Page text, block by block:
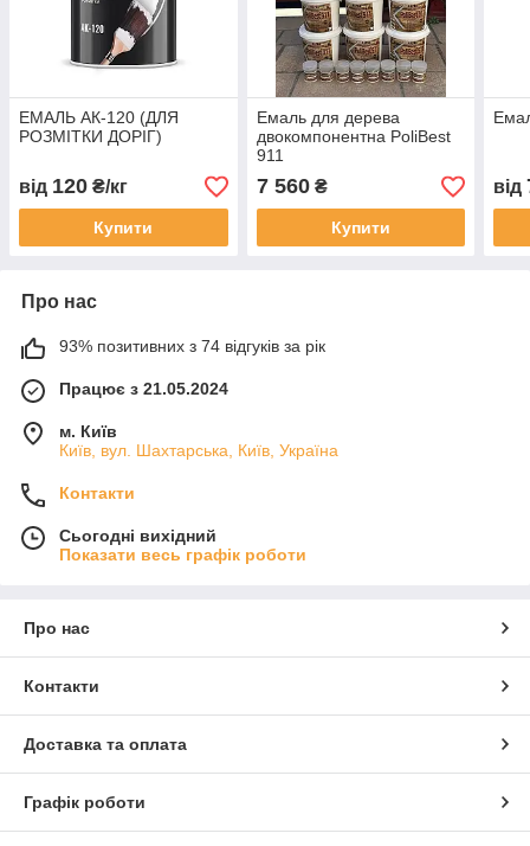
ЕМАЛЬ АК-120 (ДЛЯ
РОЗМІТКИ ДОРІГ)
від 120 ₴/кг
Купити
Емаль для дерева
двокомпонентна PoliBest
911
7 560₴
Купити
від
Про нас
93% позитивних з 74 відгуків за рік
Працює з 21.05.2024
м. Київ
Київ, вул. Шахтарська, Київ, Україна
Контакти
Сьогодні вихідний
Показати весь графік роботи
Про нас
Контакти
Доставка та оплата
Графік роботи